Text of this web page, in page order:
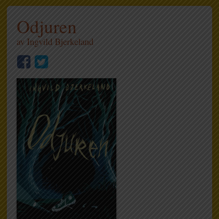
Odjuren
avIngvild Bjerkeland